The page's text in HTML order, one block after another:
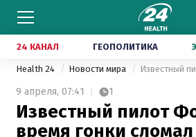
24 КАНАЛ ГЕОПОЛИТИКА
Health 24 Новости мира
9 апреля, 07:41 1
Известный пилот
время гонки сломал